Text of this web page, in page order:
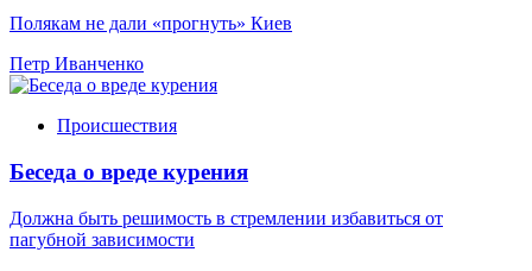
Полякам не дали «прогнуть» Киев
Петр Иванченко
Происшествия
Беседа о вреде курения
Должна быть решимость в стремлении избавиться от
пагубной зависимости